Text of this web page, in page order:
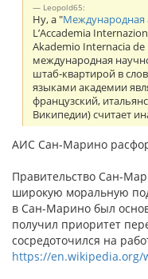
Leopold65:
Ну, а "Международная
L’Accademia
Akademio Internacia
международная
штаб-квартирой в
языками академии
французский,
Википедии) считает
АИС Сан-Марино
Правительство Сан-
широкую моральную
в Сан-Марино был
получил приоритет
сосредоточился на
https://en.wikipedia.org/